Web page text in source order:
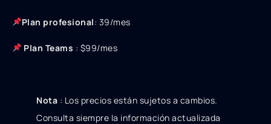
Plan profesional: 39/mes
Plan Teams : $99/mes
Nota : Los precios están sujetos a cambios.
Consulta siempre la información actualizada